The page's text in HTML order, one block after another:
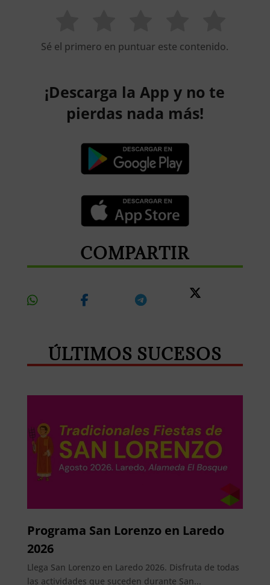
Sé el primero en puntuar este contenido.
¡Descarga la App y no te
pierdas nada más!
COMPARTIR
ÚLTIMOS SUCESOS
Programa San Lorenzo en Laredo
2026
Llega San Lorenzo en Laredo 2026. Disfruta de todas
las actividades que suceden durante San...